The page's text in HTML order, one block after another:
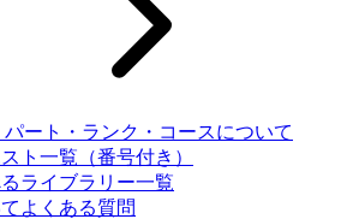
パート・ランク・コースについて
ト一覧（番号付き）
ライブラリー一覧
よくある質問